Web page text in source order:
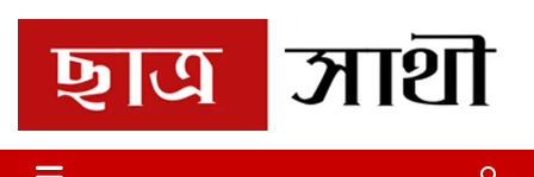
content
Chhatrosathi